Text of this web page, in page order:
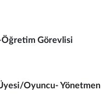
Görevlisi
Oyuncu- Yönetmen